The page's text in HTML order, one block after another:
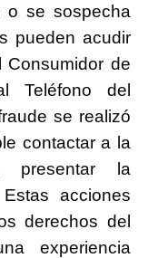
o se sospecha
pueden acudir
de
Teléfono del
se realizó
contactar a la
presentar la
acciones
derechos del
experiencia